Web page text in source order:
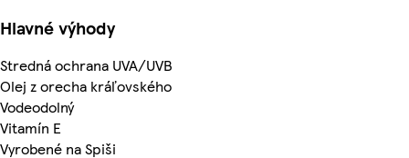
Hlavné výhody
Stredná ochrana UVA/UVB
Olej z orecha kráľovského
Vodeodolný
Vitamín E
Vyrobené na Spiši